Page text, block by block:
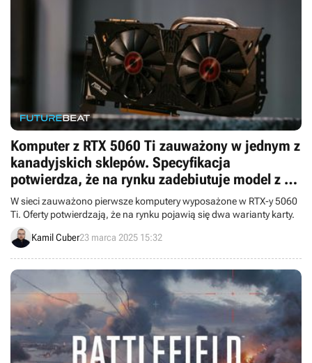
Komputer z RTX 5060 Ti zauważony w jednym z
kanadyjskich sklepów. Specyfikacja
potwierdza, że na rynku zadebiutuje model z 16
GB VRAM
W sieci zauważono pierwsze komputery wyposażone w RTX-y 5060
Ti. Oferty potwierdzają, że na rynku pojawią się dwa warianty karty.
Kamil Cuber23 marca 2025 15:32